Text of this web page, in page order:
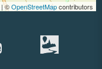
| ©OpenStreetMapcontributors